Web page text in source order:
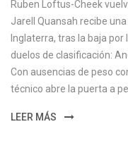
Ruben Loftus-Cheek
Jarell Quansah recibe
Inglaterra, tras la baja
duelos de clasificación:
Con ausencias de peso
técnico abre la puerta a
LEER MÁS